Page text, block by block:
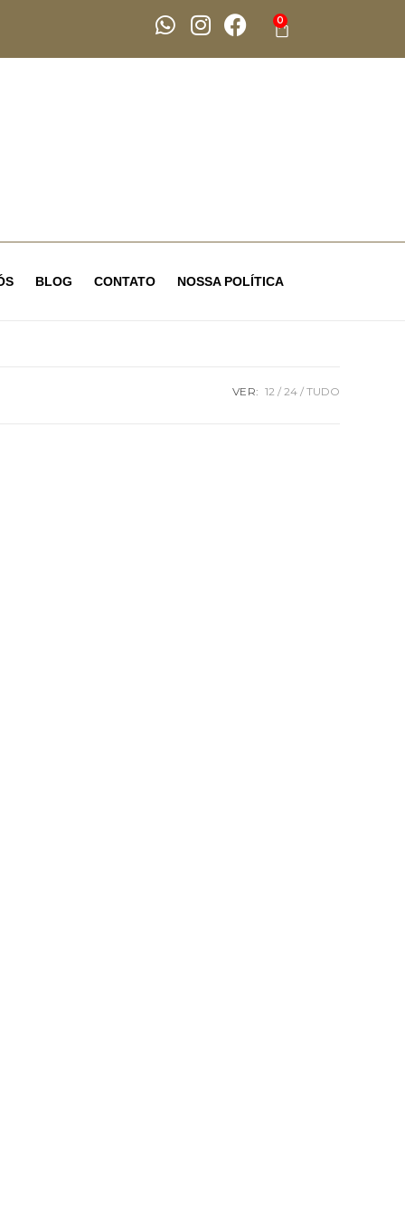
0
BLOG CONTATO NOSSA POLÍTICA
VER: 12 24 TUDO